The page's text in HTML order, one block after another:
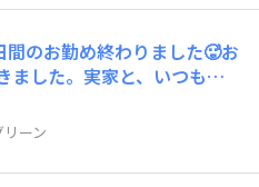
のお勤め終わりました🥵お
ました。実家と、いつも野
、あにーは５本ばかり生け
の芯に差し込んで生けてま
リーン